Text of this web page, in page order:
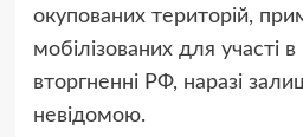
окупованих територій,
мобілізованих для участі
вторгненні РФ, наразі
невідомою.